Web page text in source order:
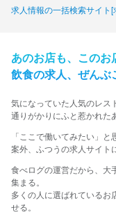
求人情報の一括検索サイト
あの​お店も、​この​お
飲食の​求人、​ぜんぶ​
気に​なっていた​人気の​レス
通りが​かりに​ふと​惹かれた​
「ここで​働いてみたい」と​
案外、​ふつうの​求人サイト
食べログの運営だから、大
集まる。
多くの人に選ばれているお
せる。​